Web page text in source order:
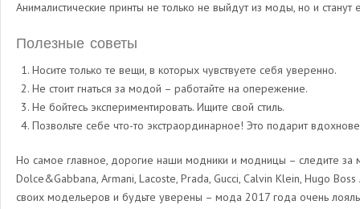
Анималистические принты не только не выйдут из моды, но и
Полезные советы
Носите только те вещи, в которых чувствуете себя уверенно.
Не стоит гнаться за модой – работайте на опережение.
Не бойтесь экспериментировать. Ищите свой стиль.
Позвольте себе что-то экстраординарное! Это подарит
Но самое главное, дорогие наши модники и модницы – следите за
Dolce&Gabbana, Armani, Lacoste, Prada, Gucci, Calvin Klein, Hugo Boss
своих модельеров и будьте уверены – мода 2017 года очень